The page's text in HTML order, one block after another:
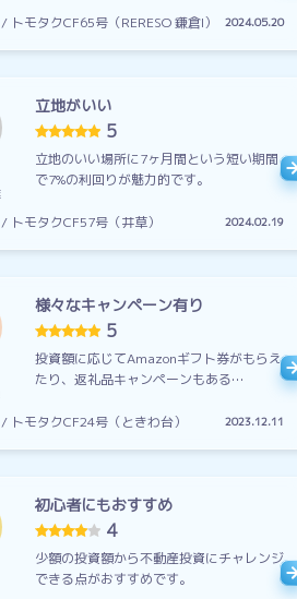
トモタクCF65号（RERESO 鎌倉I） 2024.05.20
立地がいい
5
立地のいい場所に7ヶ月間という短い期間
で7%の利回りが魅力的です。
トモタクCF57号（井草） 2024.02.19
様々なキャンペーン有り
5
投資額に応じてAmazonギフト券がもらえ
たり、返礼品キャンペーンもある…
トモタクCF24号（ときわ台） 2023.12.11
初心者にもおすすめ
4
少額の投資額から不動産投資にチャレンジ
できる点がおすすめです。